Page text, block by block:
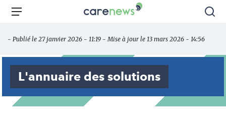
Aller
principal
Carenews,
des
acteurs
l'engagement
Menu
- Publié le 27 janvier 2026 - 11:19 - Mise à jour le 13 mars 2026 - 14:56
L'annuaire des solutions